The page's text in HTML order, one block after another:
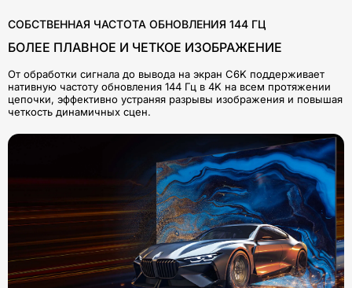
СОБСТВЕННАЯ ЧАСТОТА ОБНОВЛЕНИЯ 144 ГЦ
БОЛЕЕ ПЛАВНОЕ И ЧЕТКОЕ ИЗОБРАЖЕНИЕ
От обработки сигнала до вывода на экран C6K поддерживает
нативную частоту обновления 144 Гц в 4K на всем протяжении
цепочки, эффективно устраняя разрывы изображения и повышая
четкость динамичных сцен.